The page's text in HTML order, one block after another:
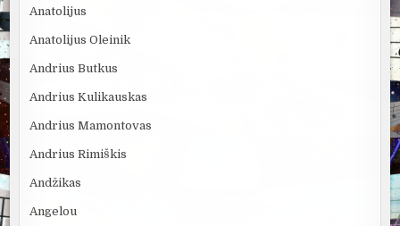
Anatolijus
Anatolijus Oleinik
Andrius Butkus
Andrius Kulikauskas
Andrius Mamontovas
Andrius Rimiškis
Andžikas
Angelou